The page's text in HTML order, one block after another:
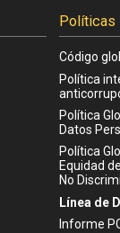
Políticas
Código
Política
Política
Datos
Política
Equidad
No
Línea de
Informe